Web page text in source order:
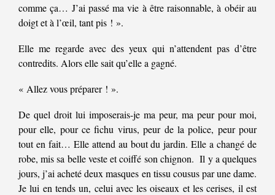
comme ça… J’ai passé ma vie à être raisonnable, à obéir au
doigt et à l’œil, tant pis ! ».
Elle me regarde avec des yeux qui n’attendent pas d’être
contredits. Alors elle sait qu’elle a gagné.
« Allez vous préparer ! ».
De quel droit lui imposerais-je ma peur, ma peur pour moi,
pour elle, pour ce fichu virus, peur de la police, peur pour
tout en fait… Elle attend au bout du jardin. Elle a changé de
robe, mis sa belle veste et coiffé son chignon. Il y a quelques
jours, j’ai acheté deux masques en tissu cousus par une dame.
Je lui en tends un, celui avec les oiseaux et les cerises, il est